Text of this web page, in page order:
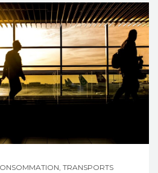
, TRANSPORTS